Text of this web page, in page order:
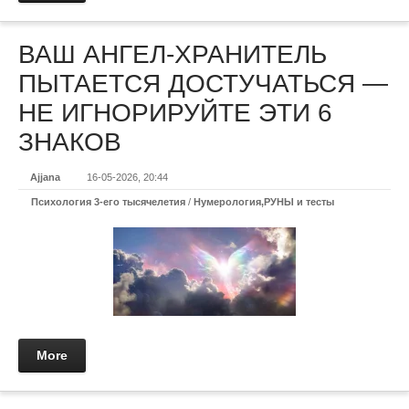
ВАШ АНГЕЛ-ХРАНИТЕЛЬ
ПЫТАЕТСЯ ДОСТУЧАТЬСЯ —
НЕ ИГНОРИРУЙТЕ ЭТИ 6
ЗНАКОВ
Ajjana 16-05-2026, 20:44
Психология 3-его тысячелетия / Нумерология,РУНЫ и тесты
More